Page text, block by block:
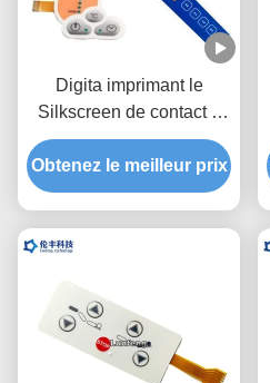
Digita imprimant le
Silkscreen de contact à
membrane de FPC
imprimant le commutateur
de clavier numérique
Obtenez le meilleur prix